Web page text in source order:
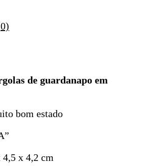
de guardanapo em
bom estado
x 4,2 cm